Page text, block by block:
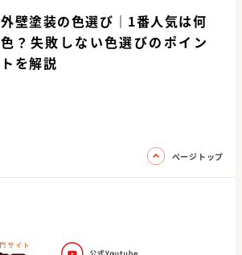
外壁塗装の色選び｜1番人気は何
色？失敗しない色選びのポイン
トを解説
ページトップ